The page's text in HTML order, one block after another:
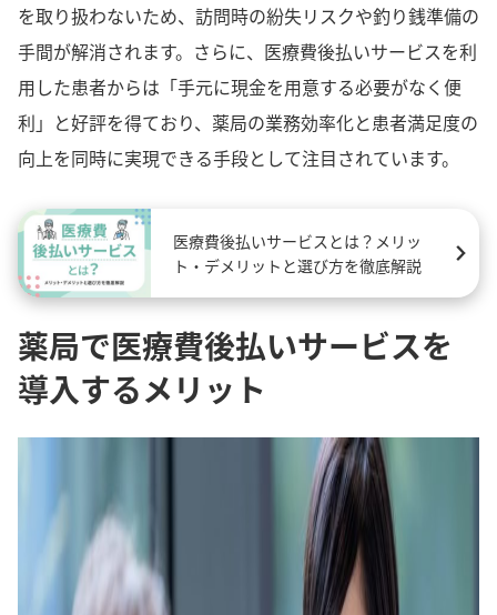
を取り扱わないため、訪問時の紛失リスクや釣り銭準備の
手間が解消されます。さらに、医療費後払いサービスを利
用した患者からは「手元に現金を用意する必要がなく便
利」と好評を得ており、薬局の業務効率化と患者満足度の
向上を同時に実現できる手段として注目されています。
医療費後払いサービスとは？メリッ
ト・デメリットと選び方を徹底解説
薬局で医療費後払いサービスを
導入するメリット